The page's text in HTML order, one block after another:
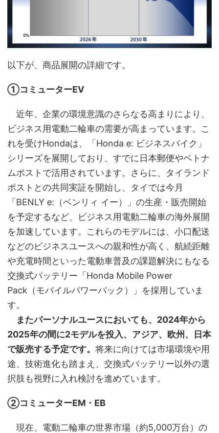
以下が、商品展開の詳細です。
①コミューターEV
近年、企業の環境意識のさらなる高まりにより、
ビジネス用電動二輪車の需要が高まっています。こ
れを受けHondaは、「Honda e: ビジネスバイク」
シリーズを展開しており、すでに日本郵便やベトナ
ムポストで活用されています。さらに、タイランド
ポストとの共同実証を開始し、タイでは今月
「BENLY e:（ベンリィ イー）」の生産・販売開始
を予定するなど、ビジネス用電動二輪車の海外展開
を加速しています。これらのモデルには、小口配送
などのビジネスユースへの親和性が高く、航続距離
や充電時間といった電動車普及の課題解決にもなる
交換式バッテリー「Honda Mobile Power
Pack（モバイルパワーパック）」を採用していま
す。
またパーソナルユースにおいても、2024年から
2025年の間に2モデルを投入、アジア、欧州、日本
で販売する予定です。 将来に向けては市場環境や用
途、技術進化も踏まえ、交換式バッテリー以外の選
択肢も視野に入れ検討を進めています。
②コミューターEM・EB
現在、電動二輪車の世界市場（約5,000万台）の